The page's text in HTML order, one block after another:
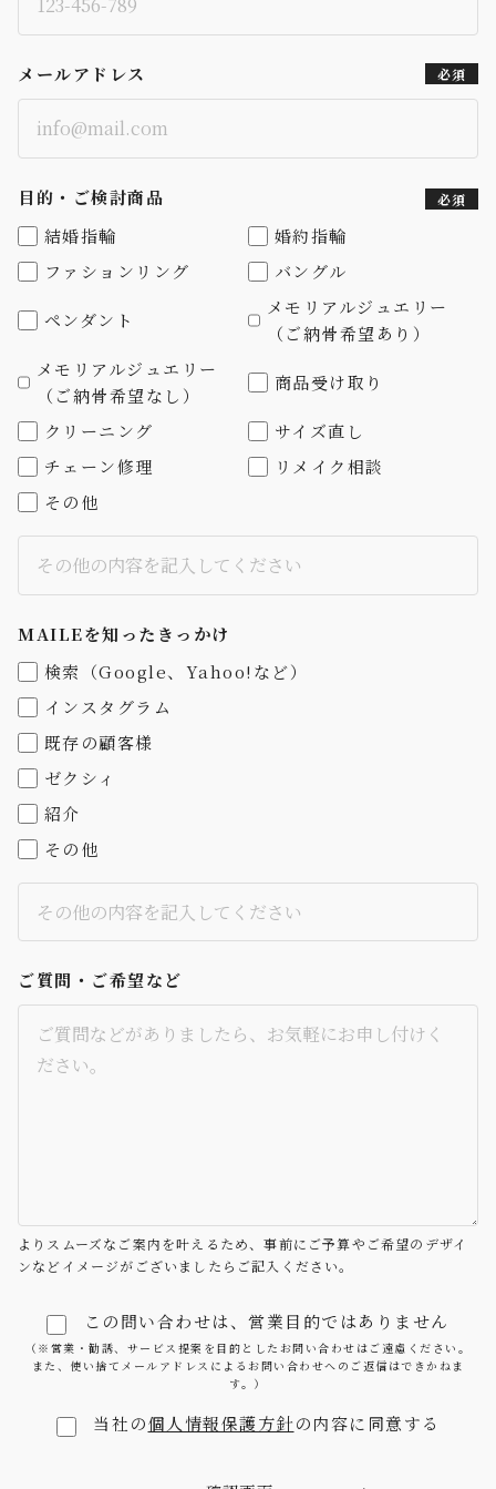
メールアドレス 必須
目的・ご検討商品 必須
結婚指輪
婚約指輪
ファションリング
バングル
ペンダント
メモリアルジュエリー
（ご納骨希望あり）
メモリアルジュエリー
（ご納骨希望なし）
商品受け取り
クリーニング
サイズ直し
チェーン修理
リメイク相談
その他
MAILEを知った きっかけ
検索（Google、Yahoo!など）
インスタグラム
既存の顧客様
ゼクシィ
紹介
その他
ご質問・ご希望など
よりスムーズなご案内を叶えるため、事前にご予算やご希望のデザイ
ンなどイメージがございましたらご記入ください。
この問い合わせは、営業目的ではありません
（※営業・勧誘、サービス提案を目的としたお問い合わせはご遠慮ください。
また、使い捨てメールアドレスによるお問い合わせへのご返信はできかねま
す。）
当社の個人情報保護方針の内容に同意する